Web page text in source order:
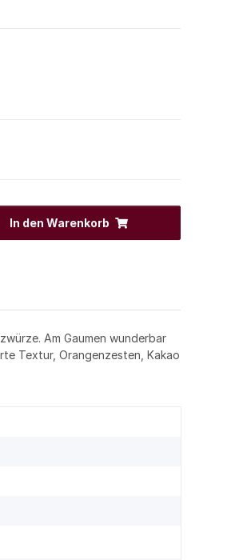
In den Warenkorb
Am Gaumen wunderbar
Textur, Orangenzesten, Kakao